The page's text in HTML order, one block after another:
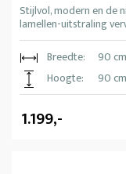
Stijlvol, modern en de
lamellen-uitstraling
Breedte:
90 cm
Hoogte:
90 cm
1.199,-